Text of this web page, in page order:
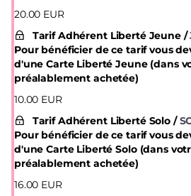
20.00 EUR
Tarif Adhérent Liberté Jeune
Pour bénéficier de ce tarif vous
d'une Carte Liberté Jeune (dans
préalablement achetée)
10.00 EUR
Tarif Adhérent Liberté Solo
Pour bénéficier de ce tarif vous
d'une Carte Liberté Solo (dans
préalablement achetée)
16.00 EUR